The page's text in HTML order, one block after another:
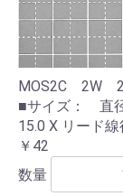
MOS2C 2W
■サイズ： 直
15.0 X リード線
￥42
数量